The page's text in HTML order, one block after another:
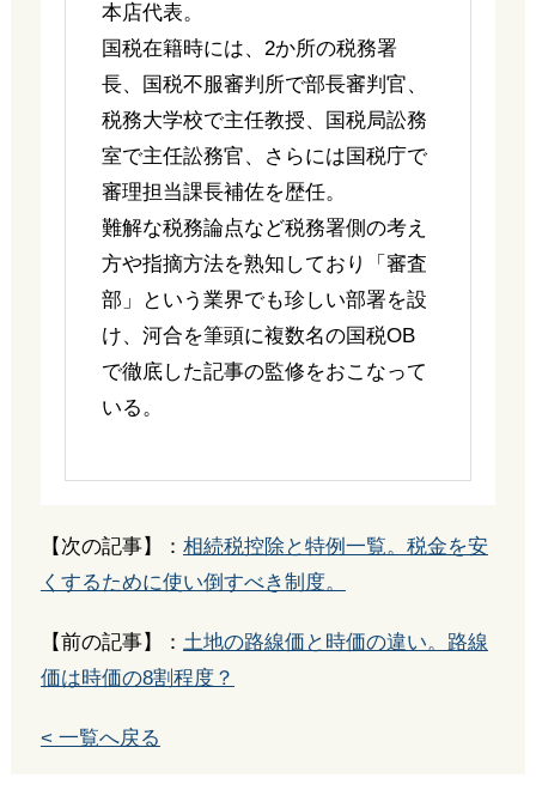
本店代表。
国税在籍時には、2か所の税務署
長、国税不服審判所で部長審判官、
税務大学校で主任教授、国税局訟務
室で主任訟務官、さらには国税庁で
審理担当課長補佐を歴任。
難解な税務論点など税務署側の考え
方や指摘方法を熟知しており「審査
部」という業界でも珍しい部署を設
け、河合を筆頭に複数名の国税OB
で徹底した記事の監修をおこなって
いる。
【次の記事】： 相続税控除と特例一覧。税金を安
くするために使い倒すべき制度。
【前の記事】： 土地の路線価と時価の違い。路線
価は時価の8割程度？
< 一覧へ戻る